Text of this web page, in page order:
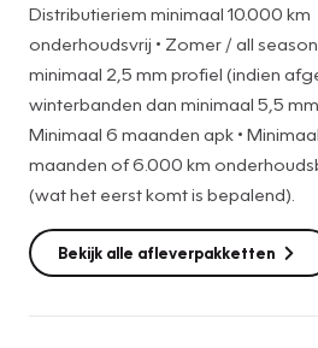
Distributieriem minimaal 10.000 km
onderhoudsvrij • Zomer / all
minimaal 2,5 mm profiel (indien
winterbanden dan minimaal 5,5
Minimaal 6 maanden apk •
maanden of 6.000 km
(wat het eerst komt is bepalend).
Bekijk alle afleverpakketten